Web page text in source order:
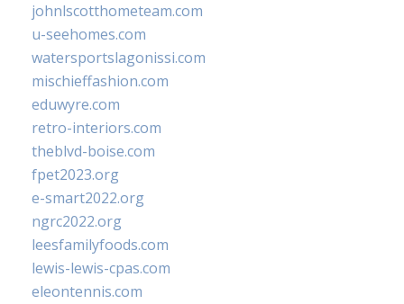
johnlscotthometeam.com
u-seehomes.com
watersportslagonissi.com
mischieffashion.com
eduwyre.com
retro-interiors.com
theblvd-boise.com
fpet2023.org
e-smart2022.org
ngrc2022.org
leesfamilyfoods.com
lewis-lewis-cpas.com
eleontennis.com